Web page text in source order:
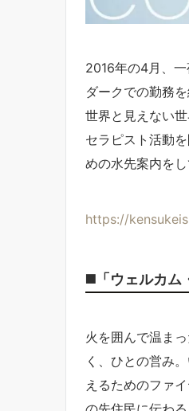
2016年の4月、
ダークでの勤務
世界と見えない
セラピスト活動
めの水先案内をし
https://
◼️「ウェルカム
火を囲んで温ま
く、ひとの営み
えるためのファ